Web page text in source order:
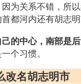
因为关系不错，所
都河内还有胡志明
的中心，南部是后
个习惯。
改名胡志明市